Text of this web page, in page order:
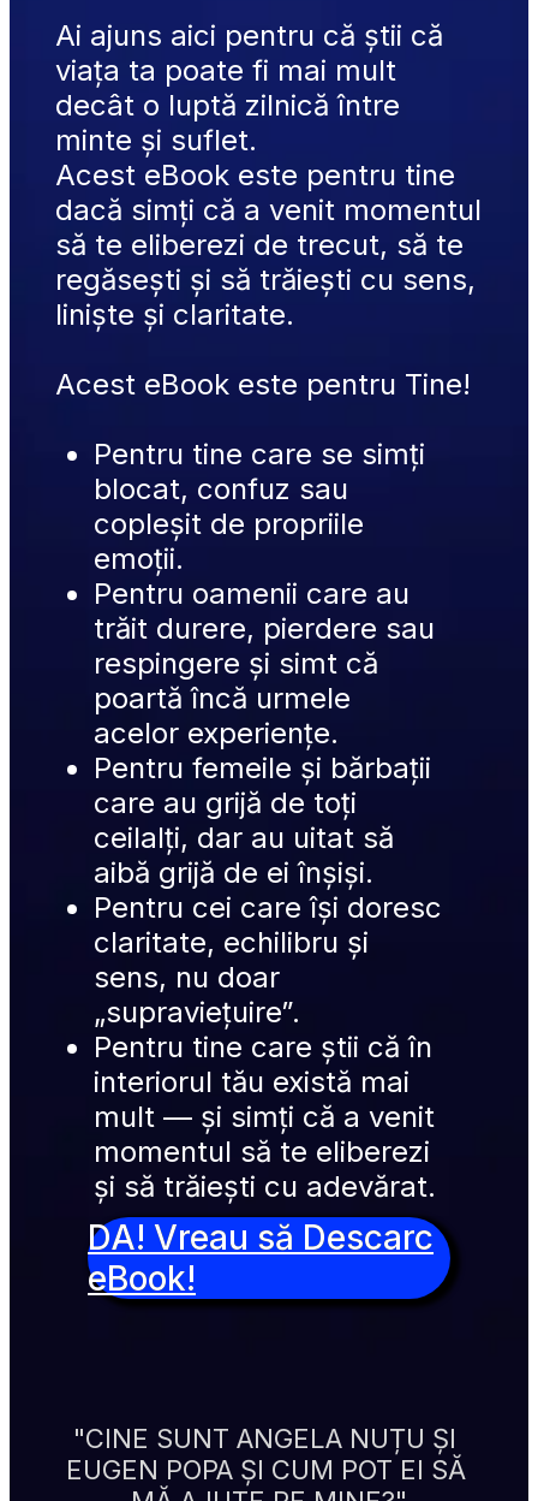
Ai ajuns aici pentru că știi că
viața ta poate fi mai mult
decât o luptă zilnică între
minte și suflet.
Acest eBook este pentru tine
dacă simți că a venit momentul
să te eliberezi de trecut, să te
regăsești și să trăiești cu sens,
liniște și claritate.
Acest eBook este pentru Tine!
Pentru tine care se simți
blocat, confuz sau
copleșit de propriile
emoții.
Pentru oamenii care au
trăit durere, pierdere sau
respingere și simt că
poartă încă urmele
acelor experiențe.
Pentru femeile și bărbații
care au grijă de toți
ceilalți, dar au uitat să
aibă grijă de ei înșiși.
Pentru cei care își doresc
claritate, echilibru și
sens, nu doar
„supraviețuire”.
Pentru tine care știi că în
interiorul tău există mai
mult — și simți că a venit
momentul să te eliberezi
și să trăiești cu adevărat.
DA! Vreau să Descarc
eBook!
"CINE SUNT ANGELA NUȚU ȘI
EUGEN POPA ȘI CUM POT EI SĂ